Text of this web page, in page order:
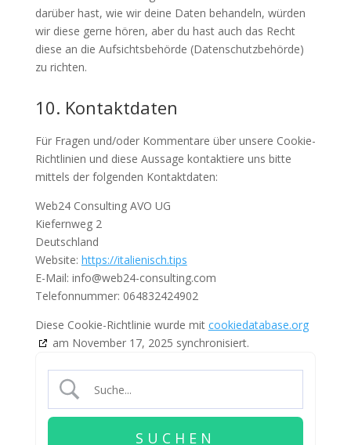
darüber hast, wie wir deine Daten behandeln, würden
wir diese gerne hören, aber du hast auch das Recht
diese an die Aufsichtsbehörde (Datenschutzbehörde)
zu richten.
10. Kontaktdaten
Für Fragen und/oder Kommentare über unsere Cookie-
Richtlinien und diese Aussage kontaktiere uns bitte
mittels der folgenden Kontaktdaten:
Web24 Consulting AVO UG
Kiefernweg 2
Deutschland
Website: https://italienisch.tips
E-Mail: info@web24-consulting.com
Telefonnummer: 064832424902
Diese Cookie-Richtlinie wurde mit cookiedatabase.org
am November 17, 2025 synchronisiert.